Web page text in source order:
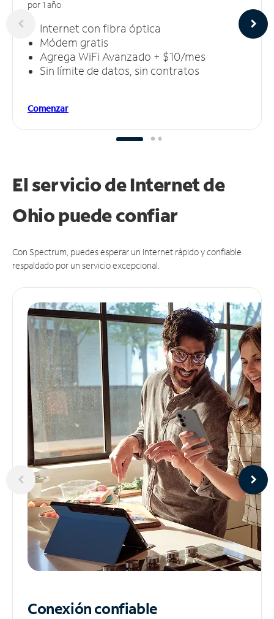
por 1 año
Internet con fibra óptica
Módem gratis
Agrega WiFi Avanzado + $10/mes
Sin límite de datos, sin contratos
Comenzar
El servicio de Internet de
Ohio puedeconfiar
Con Spectrum, puedes esperar un Internet rápido y confiable
respaldado por un servicio excepcional.
Conexión confiable